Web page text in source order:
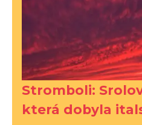
Stromboli:
která dobyla